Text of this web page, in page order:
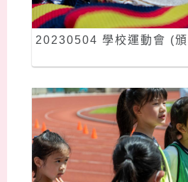
20230504 學校運動會 (